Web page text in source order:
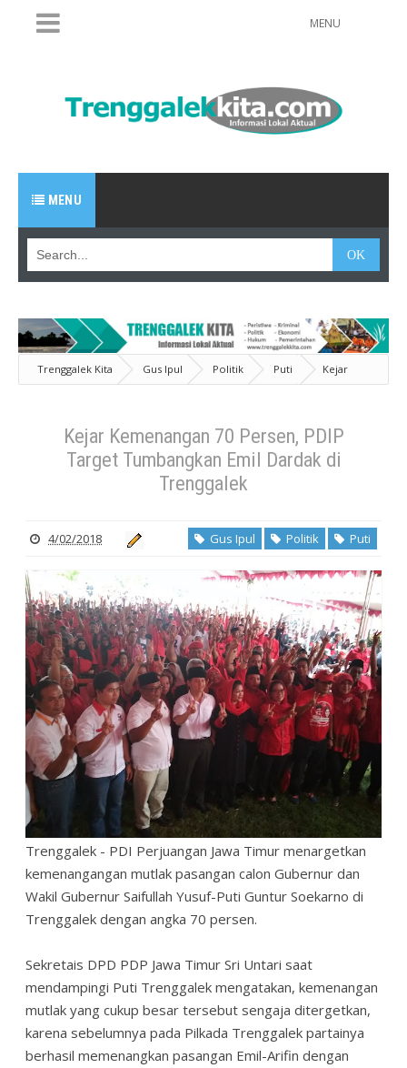
MENU
MENU
Trenggalek Kita Gus Ipul Politik Puti
Kejar
Kemenangan 70 Persen, PDIP Target Tumbangkan Emil Dardak di
Kejar Kemenangan 70 Persen, PDIP
Target Tumbangkan Emil Dardak di
Trenggalek
4/02/2018 Gus Ipul Politik Puti
Trenggalek - PDI Perjuangan Jawa Timur menargetkan
kemenangangan mutlak pasangan calon Gubernur dan
Wakil Gubernur Saifullah Yusuf-Puti Guntur Soekarno di
Trenggalek dengan angka 70 persen.
Sekretais DPD PDP Jawa Timur Sri Untari saat
mendampingi Puti Trenggalek mengatakan, kemenangan
mutlak yang cukup besar tersebut sengaja ditergetkan,
karena sebelumnya pada Pilkada Trenggalek partainya
berhasil memenangkan pasangan Emil-Arifin dengan